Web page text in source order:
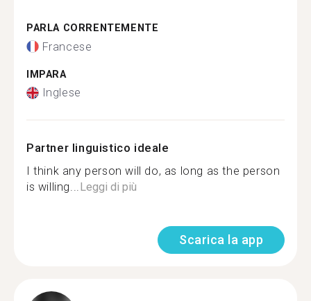
PARLA CORRENTEMENTE
Francese
IMPARA
Inglese
Partner linguistico ideale
I think any person will do, as long as the person
is willing...Leggi di più
Scarica la app